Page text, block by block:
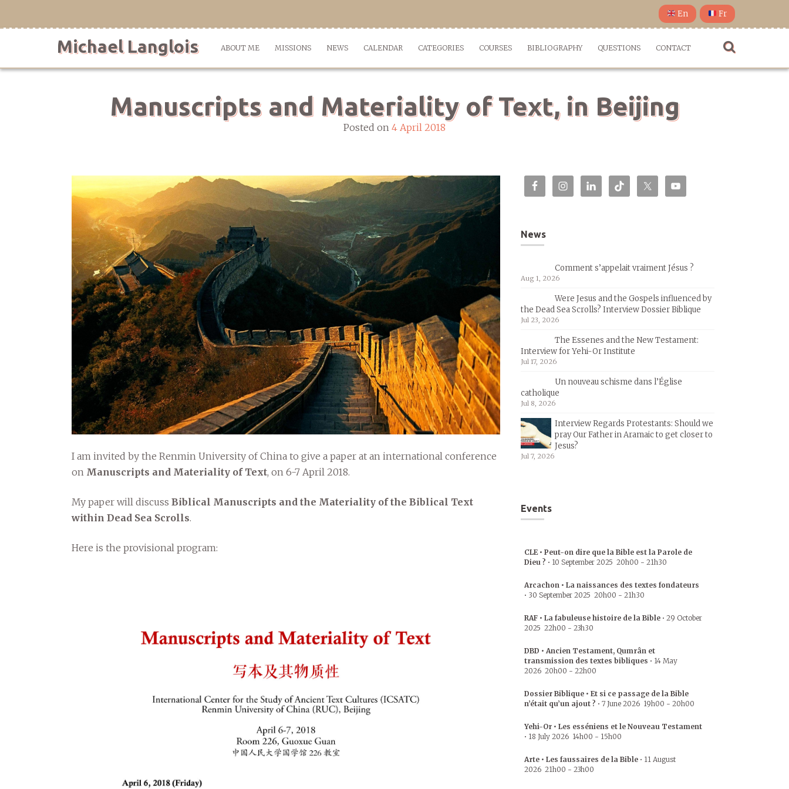
En Fr
Michael Langlois ABOUT ME MISSIONS NEWS CALENDAR CATEGORIES COURSES BIBLIOGRAPHY QUESTIONS CONTACT
Manuscripts and Materiality of Text, in Beijing
Posted on 4 April 2018
I am invited by the Renmin University of China to give a paper at an international conference
on Manuscripts and Materiality of Text, on 6-7 April 2018.
My paper will discuss Biblical Manuscripts and the Materiality of the Biblical Text
within Dead Sea Scrolls.
Here is the provisional program:
News
Comment s’appelait vraiment Jésus ?
Aug 1, 2026
Were Jesus and the Gospels influenced by
the Dead Sea Scrolls? Interview Dossier Biblique
Jul 23, 2026
The Essenes and the New Testament:
Interview for Yehi-Or Institute
Jul 17, 2026
Un nouveau schisme dans l’Église
catholique
Jul 8, 2026
Interview Regards Protestants: Should we
pray Our Father in Aramaic to get closer to
Jesus?
Jul 7, 2026
Events
CLE • Peut-on dire que la Bible est la Parole de
Dieu ? • 10 September 2025 20h00 - 21h30
Arcachon • La naissances des textes fondateurs
• 30 September 2025 20h00 - 21h30
RAF • La fabuleuse histoire de la Bible • 29 October
2025 22h00 - 23h30
DBD • Ancien Testament, Qumrân et
transmission des textes bibliques • 14 May
2026 20h00 - 22h00
Dossier Biblique • Et si ce passage de la Bible
n’était qu’un ajout ? • 7 June 2026 19h00 - 20h00
Yehi-Or • Les esséniens et le Nouveau Testament
• 18 July 2026 14h00 - 15h00
Arte • Les faussaires de la Bible • 11 August
2026 21h00 - 23h00